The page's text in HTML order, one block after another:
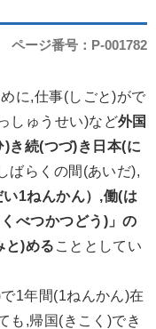
ページ番号：P-001782
に,仕事(しごと)がで
しゅうせい)など外国
き続(つづ)き日本(に
ばらくの間(あいだ),
1ねんかん）,働(は
べつかつどう)」の
と)める こととしてい
1年間(1ねんかん)在
も,帰国(きこく)でき